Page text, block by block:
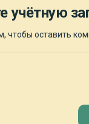
чтобы оставить